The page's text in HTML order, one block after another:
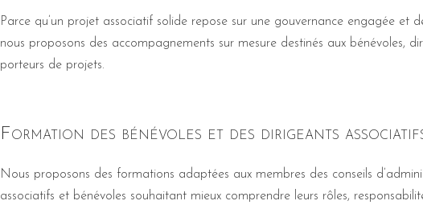
Parce qu’un projet associatif solide repose sur une gouvernance engagée et
nous proposons des accompagnements sur mesure destinés aux bénévoles,
porteurs de projets.
Formation des bénévoles et des dirigeants
Nous proposons des formations adaptées aux membres des conseils
associatifs et bénévoles souhaitant mieux comprendre leurs rôles,